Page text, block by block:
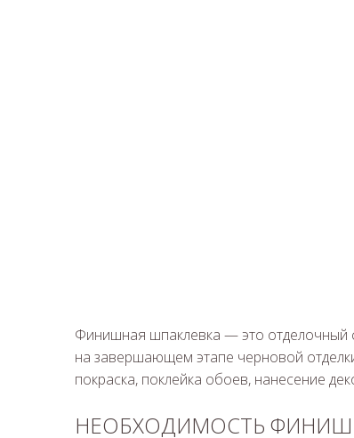
Финишная шпаклевка — это отделочный
на завершающем этапе черновой
покраска, поклейка обоев, нанесение
НЕОБХОДИМОСТЬ